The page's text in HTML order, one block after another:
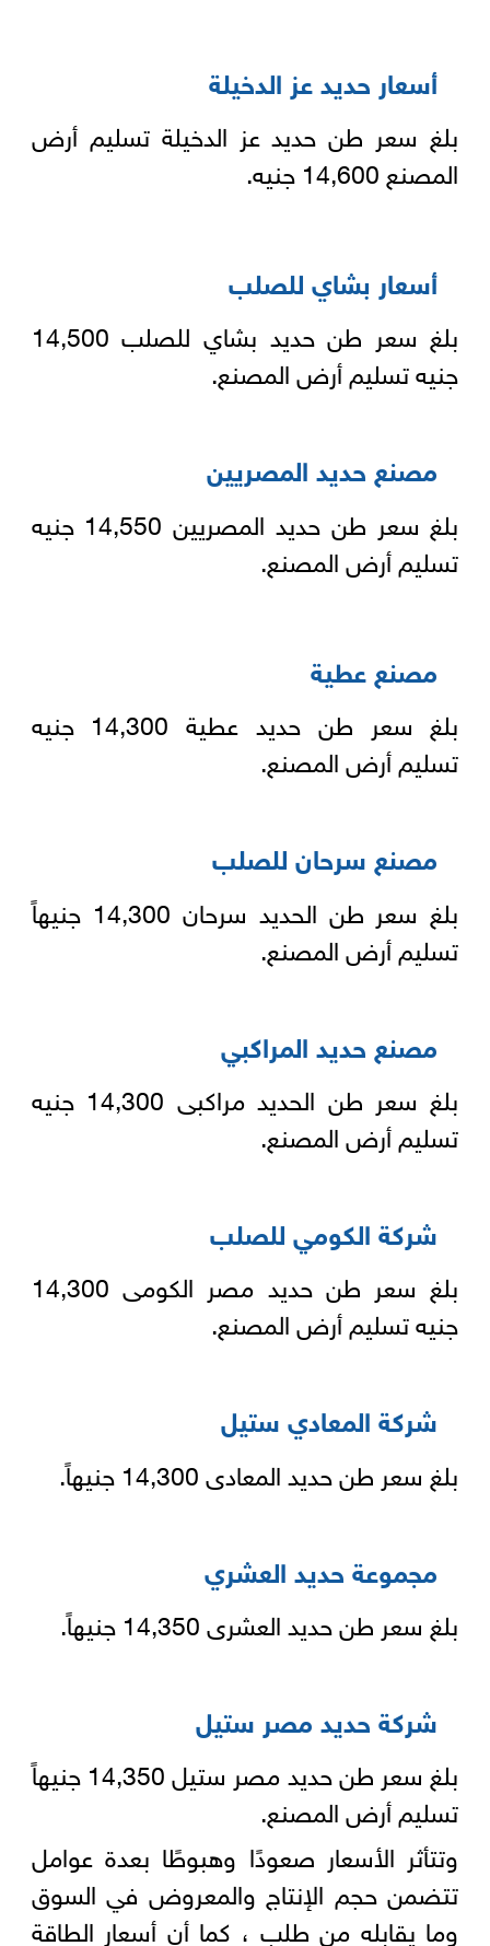
أسعار حديد عز الدخيلة
بلغ سعر طن حديد عز الدخيلة تسليم أرض
المصنع 14,600 جنيه.
أسعار بشاي للصلب
بلغ سعر طن حديد بشاي للصلب 14,500
جنيه تسليم أرض المصنع.
مصنع حديد المصريين
بلغ سعر طن حديد المصريين 14,550 جنيه
تسليم أرض المصنع.
مصنع عطية
بلغ سعر طن حديد عطية 14,300 جنيه
تسليم أرض المصنع.
مصنع سرحان للصلب
بلغ سعر طن الحديد سرحان 14,300 جنيهاً
تسليم أرض المصنع.
مصنع حديد المراكبي
بلغ سعر طن الحديد مراكبى 14,300 جنيه
تسليم أرض المصنع.
شركة الكومي للصلب
بلغ سعر طن حديد مصر الكومى 14,300
جنيه تسليم أرض المصنع.
شركة المعادي ستيل
بلغ سعر طن حديد المعادى 14,300 جنيهاً.
مجموعة حديد العشري
بلغ سعر طن حديد العشرى 14,350 جنيهاً.
شركة حديد مصر ستيل
بلغ سعر طن حديد مصر ستيل 14,350 جنيهاً
تسليم أرض المصنع.
وتتأثر الأسعار صعودًا وهبوطًا بعدة عوامل
تتضمن حجم الإنتاج والمعروض في السوق
وما يقابله من طلب ، كما أن أسعار الطاقة